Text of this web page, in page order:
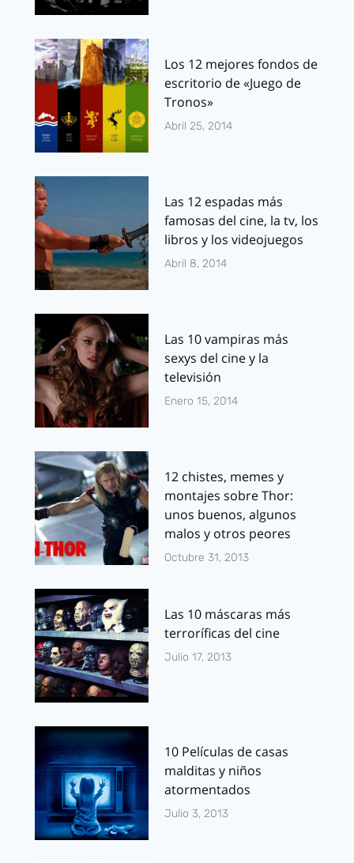
Los 12 mejores fondos de
escritorio de «Juego de
Tronos»
Abril 25, 2014
Las 12 espadas más
famosas del cine, la tv, los
libros y los videojuegos
Abril 8, 2014
Las 10 vampiras más
sexys del cine y la
televisión
Enero 15, 2014
12 chistes, memes y
montajes sobre Thor:
unos buenos, algunos
malos y otros peores
Octubre 31, 2013
Las 10 máscaras más
terroríficas del cine
Julio 17, 2013
10 Películas de casas
malditas y niños
atormentados
Julio 3, 2013